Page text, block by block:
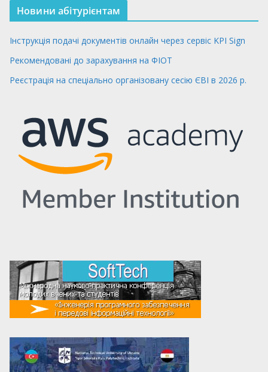
Новини абітурієнтам
Інструкція подачі документів онлайн через сервіс KPI Sign
Рекомендовані до зарахування на ФІОТ
Реєстрація на спеціально організовану сесію ЄВІ в 2026 р.